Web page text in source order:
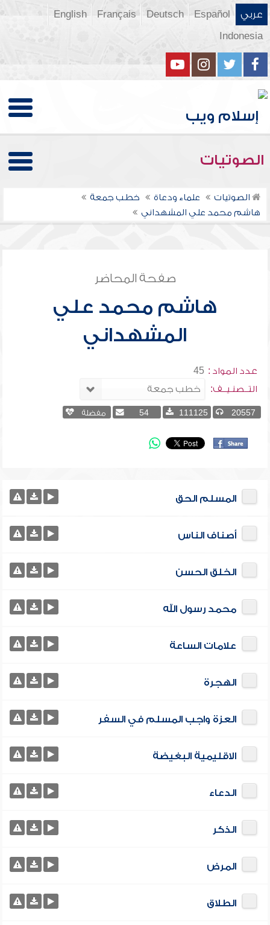
عربي Español
Deutsch
Français
English
Indonesia
الصوتيات
الصوتيات علماء ودعاة
خطب جمعة
هاشم محمد علي المشهداني
صفحة المحاضر
هاشم محمد علي
المشهداني
عدد المواد : 45
التــصنـيــف:
20557
111125
54 مفضلة
المسلم الحق
أصناف الناس
الخلق الحسن
محمد رسول الله
علامات الساعة
الهجرة
العزة واجب المسلم في السفر
الاقليمية البغيضة
الدعاء
الذكر
المرض
الطلاق